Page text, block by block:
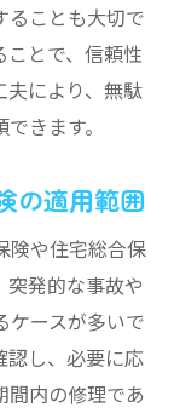
ることも大切で
とで、信頼性
夫により、無駄
きます。
の適用範囲
険や住宅総合保
発的な事故や
ケースが多いで
認し、必要に応
間内の修理であ